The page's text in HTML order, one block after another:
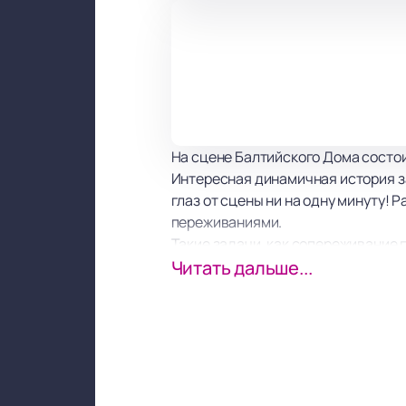
На сцене Балтийского Дома
Интересная динамичная история
глаз от сцены ни на одну минуту!
переживаниями.
Такие задачи, как сопереживание
которых оказались волею сюжета
Читать дальше...